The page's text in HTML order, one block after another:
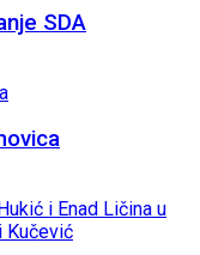
SDA